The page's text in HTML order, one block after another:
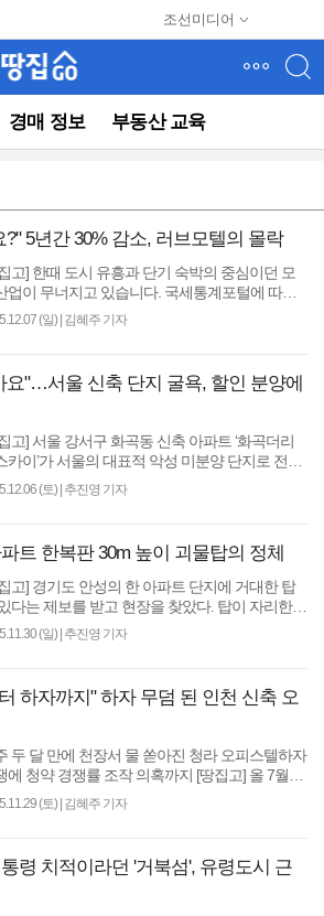
조선미디어
경매 정보 부동산 교육
5년간 30% 감소, 러브모텔의 몰락
고] 한때 도시 유흥과 단기 숙박의 중심이던 모
업이 무너지고 있습니다. 국세통계포털에 따르
울에서 여관·모텔을 운영하는 사업자 수는 2019
2058명에..
(일)| 김혜주 기자
요"…서울 신축 단지 굴욕, 할인 분양에
고] 서울 강서구 화곡동 신축 아파트 ‘화곡더리
카이’가 서울의 대표적 악성 미분양 단지로 전락
. 이 단지는 18차례에 걸친 무순위 청약에도 분양
(토)| 추진영 기자
트 한복판 30m 높이 괴물탑의 정체
고] 경기도 안성의 한 아파트 단지에 거대한 탑
다는 제보를 받고 현장을 찾았다. 탑이 자리한
1991년에 준공된 ‘아양주공1차 아파트’로, 올해
34년..
(일)| 추진영 기자
하자까지" 하자 무덤 된 인천 신축 오
두 달 만에 천장서 물 쏟아진 청라 오피스텔하자
에 청약 경쟁률 조작 의혹까지 [땅집고] 올 7월부
주를 시작한 인천 청라국제도시의 한 대형 오피
(토)| 김혜주 기자
령 치적이라던 '거북섬', 유령도시 근